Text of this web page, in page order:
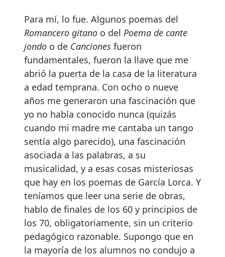
Para mí, lo fue. Algunos poemas del
Romancero gitano o del Poema de cante
jondo o de Canciones fueron
fundamentales, fueron la llave que me
abrió la puerta de la casa de la literatura
a edad temprana. Con ocho o nueve
años me generaron una fascinación que
yo no había conocido nunca (quizás
cuando mi madre me cantaba un tango
sentía algo parecido), una fascinación
asociada a las palabras, a su
musicalidad, y a esas cosas misteriosas
que hay en los poemas de García Lorca. Y
teníamos que leer una serie de obras,
hablo de finales de los 60 y principios de
los 70, obligatoriamente, sin un criterio
pedagógico razonable. Supongo que en
la mayoría de los alumnos no condujo a